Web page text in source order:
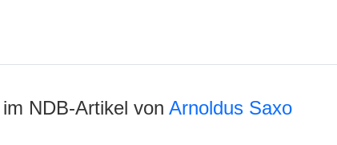
NDB-Artikel von Arnoldus Saxo